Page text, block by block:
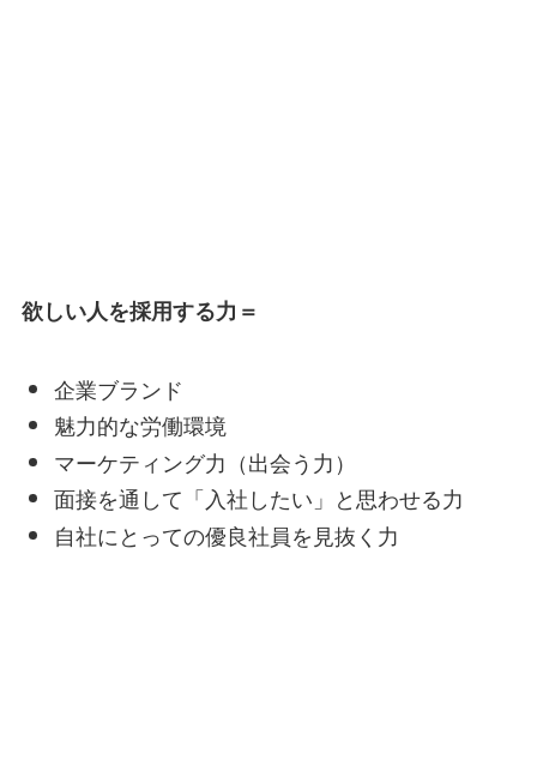
欲しい人を採用する力＝
企業ブランド
魅力的な労働環境
マーケティング力（出会う力）
面接を通して「入社したい」と思わせる力
自社にとっての優良社員を見抜く力